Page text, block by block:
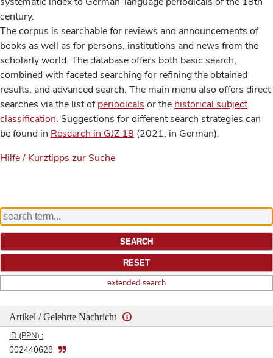
century.
The corpus is searchable for reviews and announcements of
books as well as for persons, institutions and news from the
scholarly world. The database offers both basic search,
combined with faceted searching for refining the obtained
results, and advanced search. The main menu also offers direct
searches via the list ofperiodicals or the historical subject
classification. Suggestions for different search strategies can
be found in Research in GJZ 18 (2021, in German).
Hilfe / Kurztipps zur Suche
extended search
Artikel / Gelehrte Nachricht
ID (PPN) :
002440628